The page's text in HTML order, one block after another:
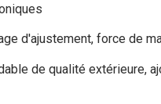
d'ajustement, force de
de qualité extérieure,